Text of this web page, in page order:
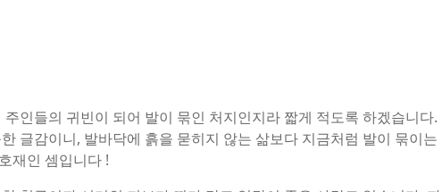
인들의 귀빈이 되어 발이 묶인 처지인지라 짧게 적도록 하겠습니다.
글감이니, 발바닥에 흙을 묻히지 않는 삶보다 지금처럼 발이 묶이는
재인 셈입니다 !